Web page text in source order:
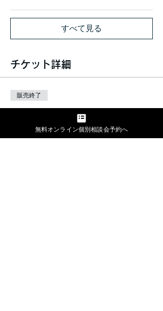
すべて見る
チケット詳細
販売終了
参加費無料オンライン個別相談会予約へ